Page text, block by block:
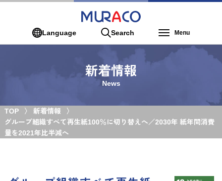
Language Search Menu
新着情報
News
TOP
新着情報
グループ組織すべて再生紙100％に切り替えへ／2030年 紙年間消費
量を2021年比半減へ